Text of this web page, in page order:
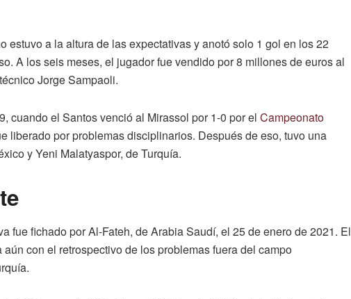
estuvo a la altura de las expectativas y anotó solo 1 gol en los 22
A los seis meses, el jugador fue vendido por 8 millones de euros al
Jorge Sampaoli.
cuando el Santos venció al Mirassol por 1-0 por el Campeonato
liberado por problemas disciplinarios. Después de eso, tuvo una
y Yeni Malatyaspor, de Turquía.
fue fichado por Al-Fateh, de Arabia Saudí, el 25 de enero de 2021. El
con el retrospectivo de los problemas fuera del campo